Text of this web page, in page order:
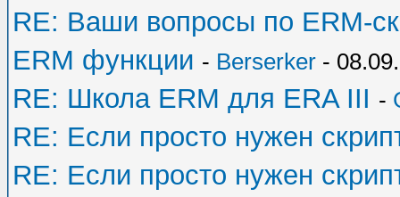
RE: Ваши вопросы по ERM-
ERM функции - Berserker -
RE: Школа ERM для ERA III -
RE: Если просто нужен
RE: Если просто нужен